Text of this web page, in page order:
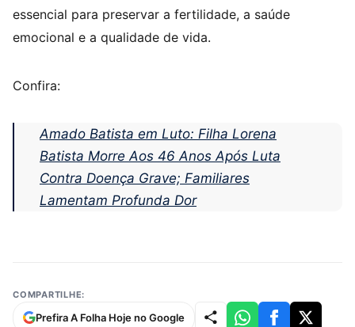
essencial para preservar a fertilidade, a saúde
emocional e a qualidade de vida.
Confira:
Amado Batista em Luto: Filha Lorena
Batista Morre Aos 46 Anos Após Luta
Contra Doença Grave; Familiares
Lamentam Profunda Dor
COMPARTILHE:
Prefira A Folha Hoje no Google